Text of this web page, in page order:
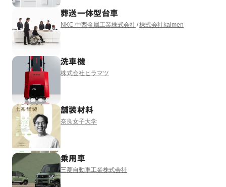
葬送一体型台車
NKC 中西金属工業株式会社 株式会社kaimen
洗車機
株式会社ヒラマツ
舗装材料
奈良女子大学
乗用車
三菱自動車工業株式会社